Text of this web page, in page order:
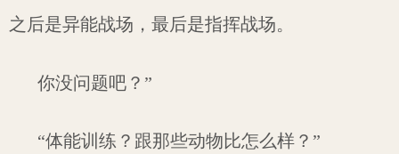
之后是异能战场，最后是指挥战场。
你没问题吧？”
“体能训练？跟那些动物比怎么样？”